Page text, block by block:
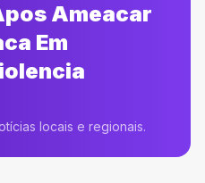
Ameacar
Em
locais e regionais.